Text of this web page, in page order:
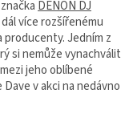
DENON DJ
více rozšířenému
Jedním z
si nemůže vynachválit
jeho oblíbené
v akci na nedávno